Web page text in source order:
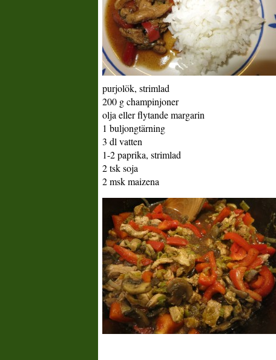
purjolök, strimlad
200 g champinjoner
olja eller flytande margarin
1 buljongtärning
3 dl vatten
1-2 paprika, strimlad
2 tsk soja
2 msk maizena